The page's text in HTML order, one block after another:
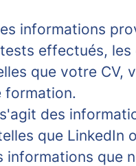
informations
effectués, les
que votre CV,
formation.
des
que
informations que